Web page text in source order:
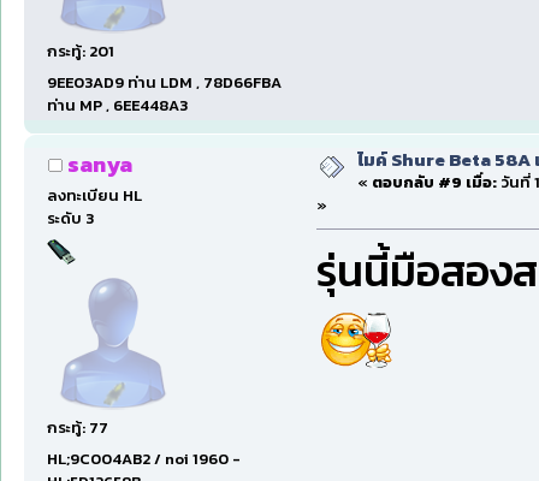
กระทู้: 201
9EE03AD9 ท่าน LDM , 78D66FBA
ท่าน MP , 6EE448A3
sanya
ลงทะเบียน HL
ระดับ 3
กระทู้: 77
HL;9C004AB2 / noi 1960 -
ไมค์ Shure Beta
« ตอบกลับ #9 เมื่อ:วันที่
»
รุ่นนี้มือสอง